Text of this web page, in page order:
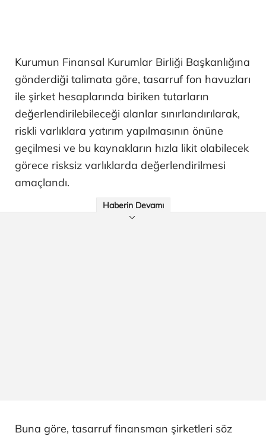
Kurumun Finansal Kurumlar Birliği Başkanlığına
gönderdiği talimata göre, tasarruf fon havuzları
ile şirket hesaplarında biriken tutarların
değerlendirilebileceği alanlar sınırlandırılarak,
riskli varlıklara yatırım yapılmasının önüne
geçilmesi ve bu kaynakların hızla likit olabilecek
görece risksiz varlıklarda değerlendirilmesi
amaçlandı.
Haberin Devamı
Buna göre, tasarruf finansman şirketleri söz